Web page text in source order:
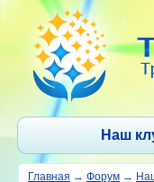
Наш
Главная → Форум →